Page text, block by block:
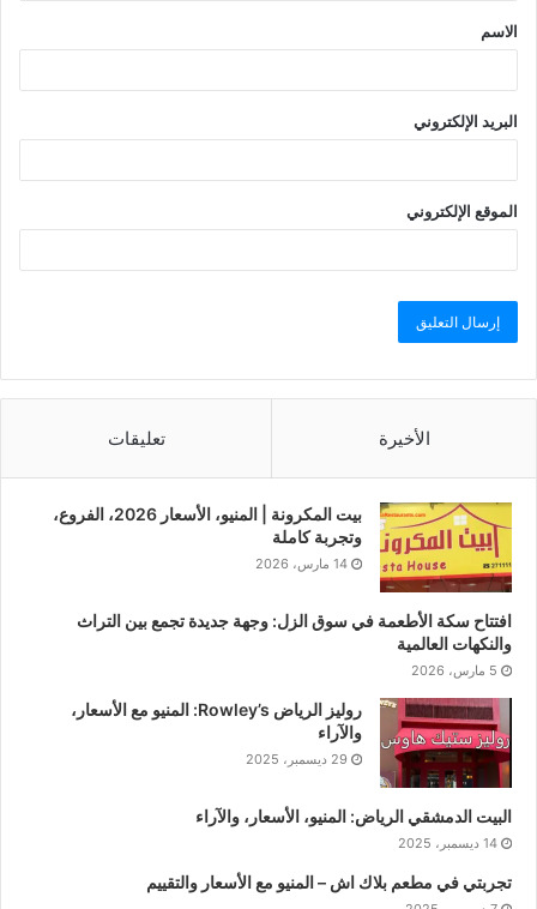
الاسم
البريد الإلكتروني
الموقع الإلكتروني
الأخيرة تعليقات
بيت المكرونة | المنيو، الأسعار 2026، الفروع،
وتجربة كاملة
14 مارس، 2026
افتتاح سكة الأطعمة في سوق الزل: وجهة جديدة تجمع بين التراث
والنكهات العالمية
5 مارس، 2026
روليز الرياض Rowley’s: المنيو مع الأسعار،
والآراء
29 ديسمبر، 2025
البيت الدمشقي الرياض: المنيو، الأسعار، والآراء
14 ديسمبر، 2025
تجربتي في مطعم بلاك اش – المنيو مع الأسعار والتقييم